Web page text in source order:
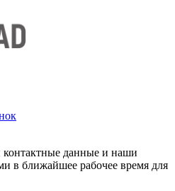
данные и наши
в ближайшее рабочее время для